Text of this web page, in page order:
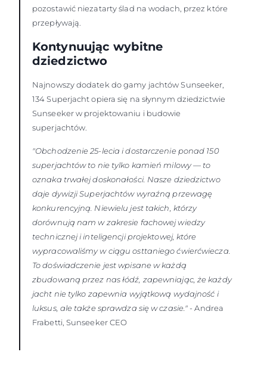
pozostawić niezatarty ślad na wodach, przez które
przepływają.
Kontynuując wybitne
dziedzictwo
Najnowszy dodatek do gamy jachtów Sunseeker,
134 Superjacht opiera się na słynnym dziedzictwie
Sunseeker w projektowaniu i budowie
superjachtów.
"Obchodzenie 25-lecia i dostarczenie ponad 150
superjachtów to nie tylko kamień milowy — to
oznaka trwałej doskonałości. Nasze dziedzictwo
daje dywizji Superjachtów wyraźną przewagę
konkurencyjną. Niewielu jest takich, którzy
dorównują nam w zakresie fachowej wiedzy
technicznej i inteligencji projektowej, które
wypracowaliśmy w ciągu osttaniego ćwierćwiecza.
To doświadczenie jest wpisane w każdą
zbudowaną przez nas łódź, zapewniając, że każdy
jacht nie tylko zapewnia wyjątkową wydajność i
luksus, ale także sprawdza się w czasie."- Andrea
Frabetti, Sunseeker CEO